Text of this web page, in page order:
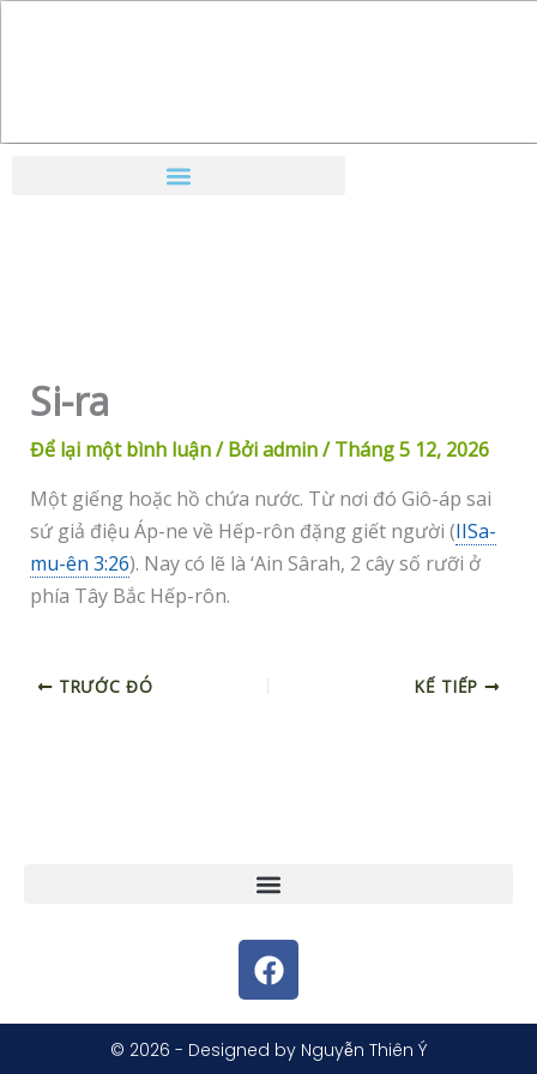
Si-ra
Để lại một bình luận/ Bởiadmin/Tháng 5 12, 2026
Một giếng hoặc hồ chứa nước. Từ nơi đó Giô-áp sai
sứ giả điệu Áp-ne về Hếp-rôn đặng giết người (IISa-
mu-ên 3:26). Nay có lẽ là ‘Ain Sârah, 2 cây số rưỡi ở
phía Tây Bắc Hếp-rôn.
TRƯỚC ĐÓ KẾ TIẾP
F
a
c
e
© 2026 - Designed by Nguyễn Thiên Ý